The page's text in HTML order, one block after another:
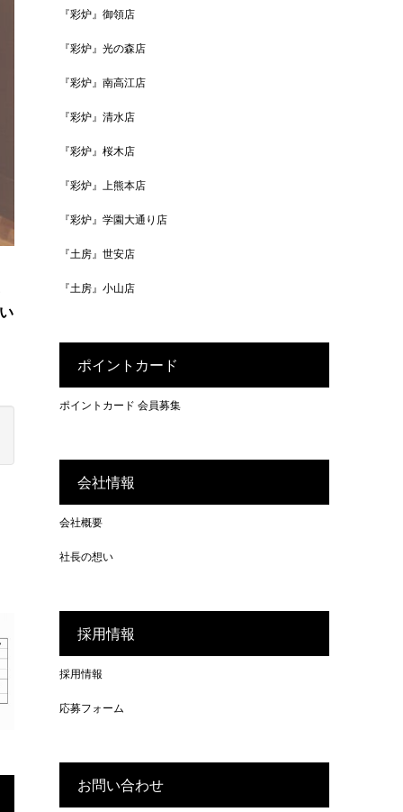
『彩炉』御領店
『彩炉』光の森店
『彩炉』南高江店
『彩炉』清水店
『彩炉』桜木店
『彩炉』上熊本店
『彩炉』学園大通り店
『土房』世安店
『土房』小山店
ポイントカード
ポイントカード 会員募集
会社情報
会社概要
社長の想い
採用情報
採用情報
応募フォーム
お問い合わせ